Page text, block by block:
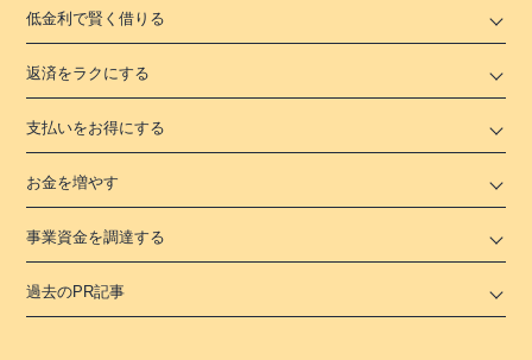
低金利で賢く借りる
返済をラクにする
支払いをお得にする
お金を増やす
事業資金を調達する
過去のPR記事